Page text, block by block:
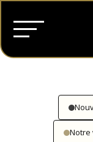
Notre